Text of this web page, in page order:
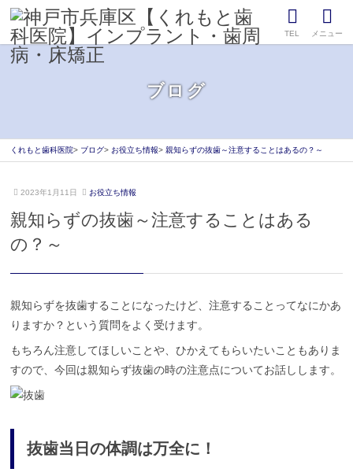
TEL メニュー
ブログ
くれもと歯科医院 ブログ お役立ち情報 親知らずの抜歯～注意することはあるの？～
2023年1月11日 お役立ち情報
2
2
1
9
日
も
医
親知らずの抜歯～注意することはある
の？～
親知らずを抜歯することになったけど、注意することってなにかあ
りますか？という質問をよく受けます。
もちろん注意してほしいことや、ひかえてもらいたいこともありま
すので、今回は親知らず抜歯の時の注意点についてお話しします。
抜歯当日の体調は万全に！